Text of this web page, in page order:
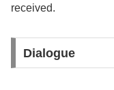
received.
Dialogue